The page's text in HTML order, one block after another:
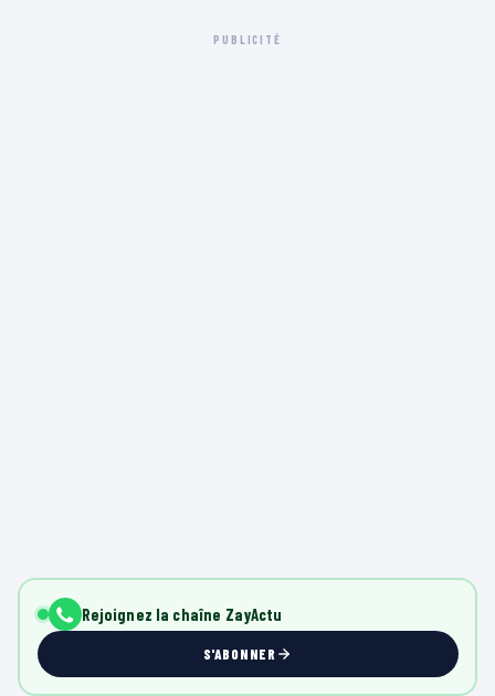
PUBLICITÉ
Rejoignez la chaîne ZayActu
S'ABONNER